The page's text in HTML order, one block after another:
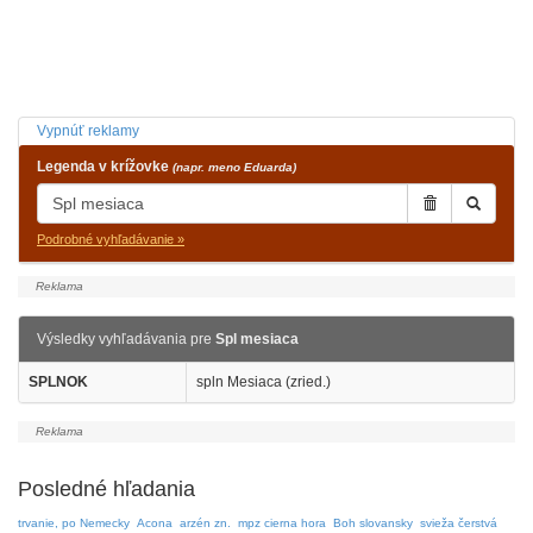
Vypnúť reklamy
Legenda v krížovke (napr. meno Eduarda)
Podrobné vyhľadávanie »
Výsledky vyhľadávania pre Spl mesiaca
SPLNOK spln Mesiaca (zried.)
Posledné hľadania
trvanie, po Nemecky Acona arzén zn. mpz cierna hora Boh slovansky svieža čerstvá